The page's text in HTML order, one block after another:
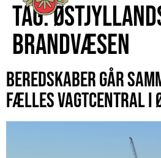
TAG:
BRANDVÆSEN
BEREDSKABER GÅR
FÆLLES VAGTCENTRAL I